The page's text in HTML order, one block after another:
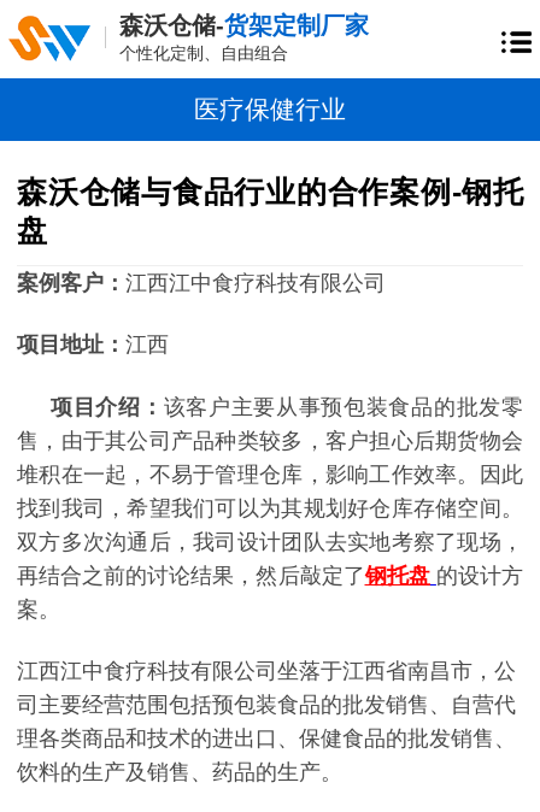
森沃仓储-货架定制厂家
个性化定制、自由组合
医疗保健行业
森沃仓储与食品行业的合作案例-钢托
盘
案例客户： 江西江中食疗科技有限公司
项目地址： 江西
项目介绍： 该客户主要从事预包装食品的批发零
售，由于其公司产品种类较多，客户担心后期货物会
堆积在一起，不易于管理仓库，影响工作效率。因此
找到我司，希望我们可以为其规划好仓库存储空间。
双方多次沟通后，我司设计团队去实地考察了现场，
再结合之前的讨论结果，然后敲定了钢托盘 的设计方
案。
江西江中食疗科技有限公司坐落于江西省南昌市，公
司主要经营范围包括预包装食品的批发销售、自营代
理各类商品和技术的进出口、保健食品的批发销售、
饮料的生产及销售、药品的生产。